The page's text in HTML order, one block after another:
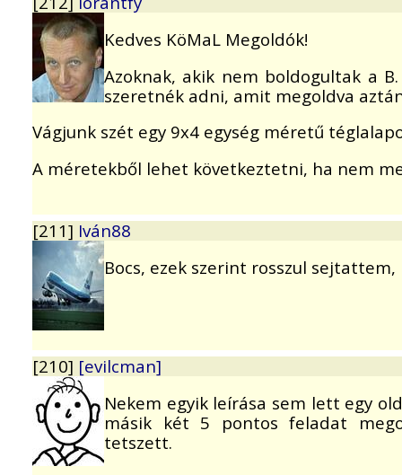
Kedves KöMaL Megoldók!
Azoknak, akik nem boldogultak a
szeretnék adni, amit megoldva
Vágjunk szét egy 9x4 egység méretű
A méretekből lehet következtetni, ha nem
[211] Iván88
Bocs, ezek szerint rosszul sejtattem,
[210] [evilcman]
Nekem egyik leírása sem lett egy
másik két 5 pontos feladat
tetszett.